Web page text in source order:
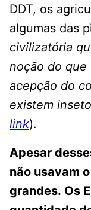
DDT, os
algumas das
civilizatória
noção do
acepção do
existem
link).
Apesar
não usavam
grandes. Os